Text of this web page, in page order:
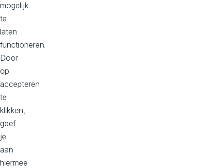
N
e
e
m
c
o
nt
a
ct
o
p
mogelijk
te
laten
functioneren.
Door
op
accepteren
te
klikken,
geef
je
aan
hiermee